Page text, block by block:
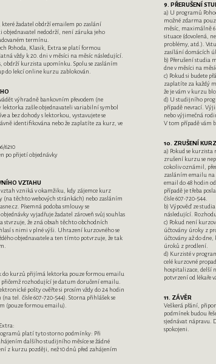
žadatel obdrží emailem po zaslání
objednavatel nedodrží, není záruka jeho
termínu.
Pohoda, Klasik, Extra se platí formou
vždy k 20. dni v měsíci na měsíc následující.
obdrží kurzista upomínku. Spolu se zasláním
do lekcí online kurzu zablokován.
výhradně bankovním převodem (ne
lektorka zašle objednavateli variabilní symbol
a bez dohody s lektorkou, vystavujete se
identifikována nebo že zaplatíte za kurz, ve
6210
po přijetí objednávky
VZTAHU
vzniká v okamžiku, kdy zájemce kurz
(na těchto webových stránkách) nebo zasláním
Písemná podoba smlouvy se
vyjadřuje žadatel zároveň svůj souhlas
že zná obsah těchto obchodních
s nimi v plné výši. Uhrazení kurzovného se
objednavatele a ten tímto potvrzuje, že tak
do kurzů přijímá lektorka pouze formou emailu
rozhodující je datum doručení emailu.
pošty ověřte si prosím vždy do 24 hodin
tel. čísle 607-720-544). Storna přihlášek se
(pouze formou emailu).
platí tyto storno podmínky: Při
dalšího studijního měsíce se žádné
z kurzu později, než 10 dnů před zahájením
9. PŘERUŠENÍ
a) U programů
možné zdarma
měsíc, maximálně 6
situace (dovolená,
problémy, atd.).
zasílání domácích
b) Přerušení studia
dne v měsíci na
c) Pokud si budete
zaplatíte za každý
že je vám v kurzu
d) U studijního
případě nevrací.
nebo výjimečná
V tom případě vám
10. ZRUŠENÍ
a) Pokud se
zrušení kurzu se
cokoliv oznámil,
zasláním emailu
email do 48 hodin
případě je třeba
čísle 607-720-544.
b) Výpověď ze
následující.
c) Pokud není
účtovány úroky z
účtovány až do
úroků z prodlení.
d) Kurzisté v
celé kurzovné
hospitalizace, delší
potvrzení od lékaře
11. ZÁVĚR
Veškerá přání,
podmínek budou
sjednávat nápravu. Děkuji vám za důvěru a věřím, že budete s mými službami
spokojeni.